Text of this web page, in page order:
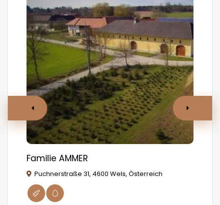
Familie AMMER
Puchnerstraße 31, 4600 Wels, Österreich